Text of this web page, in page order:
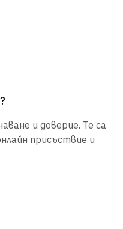
и доверие. Те са
присъствие и